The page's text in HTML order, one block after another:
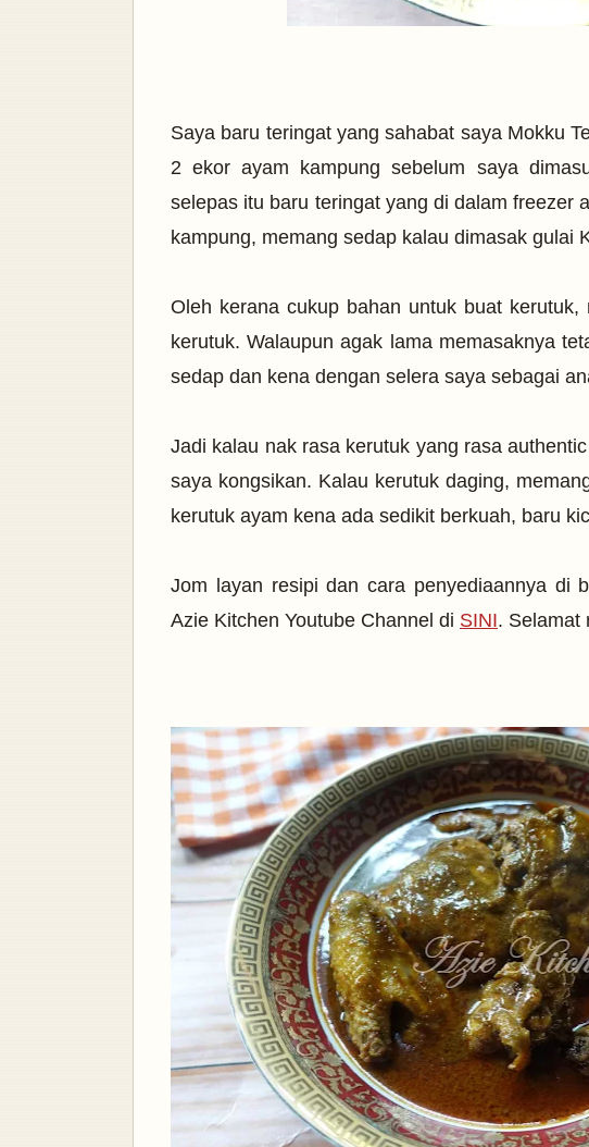
Saya baru teringat yang sahabat saya Mokku
2 ekor ayam kampung sebelum saya
selepas itu baru teringat yang di dalam freezer
kampung, memang sedap kalau dimasak gulai
Oleh kerana cukup bahan untuk buat
kerutuk. Walaupun agak lama memasaknya
sedap dan kena dengan selera saya sebagai
Jadi kalau nak rasa kerutuk yang rasa
saya kongsikan. Kalau kerutuk daging,
kerutuk ayam kena ada sedikit berkuah, baru
Jom layan resipi dan cara penyediaannya di
Azie Kitchen Youtube Channel di SINI.